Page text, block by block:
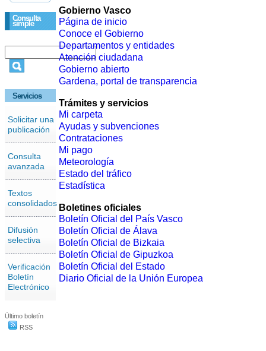
Consulta
simple
Servicios
Solicitar una
publicación
Consulta
avanzada
Textos
consolidados
Difusión
selectiva
Verificación
Boletín
Electrónico
Último boletín
RSS
Gobierno Vasco
Página de inicio
Conoce el Gobierno
Departamentos y entidades
Atención ciudadana
Gobierno abierto
Gardena, portal de transparencia
Trámites y servicios
Mi carpeta
Ayudas y subvenciones
Contrataciones
Mi pago
Meteorología
Estado del tráfico
Estadística
Boletines oficiales
Boletín Oficial del País Vasco
Boletín Oficial de Álava
Boletín Oficial de Bizkaia
Boletín Oficial de Gipuzkoa
Boletín Oficial del Estado
Diario Oficial de la Unión Europea